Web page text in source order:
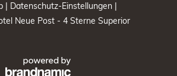
Neue Post - 4 Sterne Superior
| Datenschutz-Einstellungen |